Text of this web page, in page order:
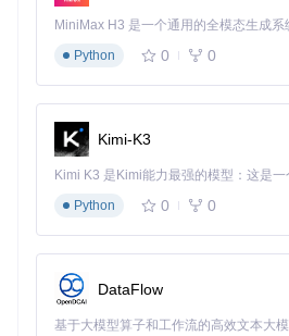
重点操作
：setup.sh脚本会自动检
耗时提示：首次运行需下载基础翻
建议在WiFi环境下完成初始配置
处理器：双核CPU即可流畅运行基
内存：2GB RAM可满足常规翻译
存储：基础语言包约占用500MB
B空间
如何用离线翻译解决实际场
Python
0 0
Kimi-K3
Python
0 0
DataFlow
基于大模型算子和工作流的高效文本大